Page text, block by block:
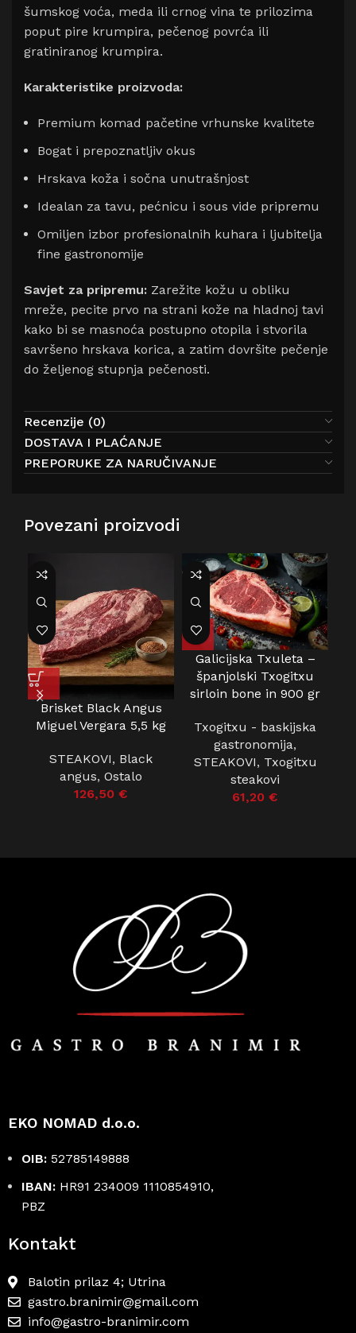
šumskog voća, meda ili crnog vina te prilozima
poput pire krumpira, pečenog povrća ili
gratiniranog krumpira.
Karakteristike proizvoda:
Premium komad pačetine vrhunske kvalitete
Bogat i prepoznatljiv okus
Hrskava koža i sočna unutrašnjost
Idealan za tavu, pećnicu i sous vide pripremu
Omiljen izbor profesionalnih kuhara i ljubitelja
fine gastronomije
Savjet za pripremu: Zarežite kožu u obliku
mreže, pecite prvo na strani kože na hladnoj tavi
kako bi se masnoća postupno otopila i stvorila
savršeno hrskava korica, a zatim dovršite pečenje
do željenog stupnja pečenosti.
Recenzije (0)
DOSTAVA I PLAĆANJE
PREPORUKE ZA NARUČIVANJE
Povezani proizvodi
Brisket Black Angus
Miguel Vergara 5,5 kg
STEAKOVI, Black
angus, Ostalo
126,50 €
Galicijska Txuleta –
španjolski Txogitxu
sirloin bone in 900 gr
Txogitxu - baskijska
gastronomija,
STEAKOVI, Txogitxu
steakovi
61,20 €
EKO NOMAD d.o.o.
OIB: 52785149888
IBAN: HR91 234009 1110854910,
PBZ
Kontakt
Balotin prilaz 4; Utrina
gastro.branimir@gmail.com
info@gastro-branimir.com